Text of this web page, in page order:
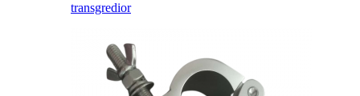
transgredior